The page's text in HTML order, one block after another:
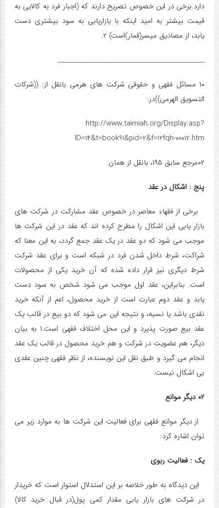
دارد.برخی در این خصوص تصریح دارند که (اجبار فرد به کالایی به
قیمت بیشتر به امید اینکه با بازاریابی به سود بیشتری دست
یابد، از مصادیق میسر(قمار)است) ۲.
__________________________________________________
۰ ۱ مسائل فقهی و حقوقی شرکت های هرمی بانقل از: ((شرکات
التسویق الهرمی))در:
http://www.taimiah.org/Display.asp?
ID=14&t=book91&pid=2&f=12fqh-00012.htm
۰۲مرجع سابق ۱۹۵، بانقل از همان
پنج : اشکال در عقد
برخی از فقهاء معاصر در خصوص عقد مشارکت در شرکت های
بازار یابی این اشکال را مطرح کرده اند که عقد در این شرکت ها
موجب می شود که دو عقد در یک عقد جمع گردد، به این معنا که
شراکت، شرط داخل شدن فرد در شبکه است و برای عقد شرکت
شرط دیگری نیز قرار داده شده که آن خرید یکی از محصولات
است. بنابراین، عقد اول موجب می شود شخص به سود دست
یابد و عقد دوم عبارت است از خرید محصول، اعم از آنکه خرید
نقدی باشد یا نسیه، و نتیجه این می شود که دو بیع در قالب یک
عقد بیع صورت پذیرد و این محل اختلاف فقهی است.۱ به بیان
دیگر، هم عضویت در شرکت و هم خرید محصول در قالب یک عقد
انجام می گیرد و طبق نقل این نویسنده، از نظر فقهی چنین عقدی
بی اشکال نیست.
۰۲ دیگر موانع
از دیگر موانع فقهی برای فعالیت این شرکت ها به موارد زیر می
توان اشاره کرد:
یک : فعالیت ربوی
این دیدگاه به طور خلاصه بر این استدلال استوار است که خریدار
در شرکت های بازار یابی مقدار کمی پول(در قبال خرید کالا)